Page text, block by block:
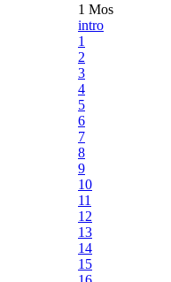
1 Mos
intro
1
2
3
4
5
6
7
8
9
10
11
12
13
14
15